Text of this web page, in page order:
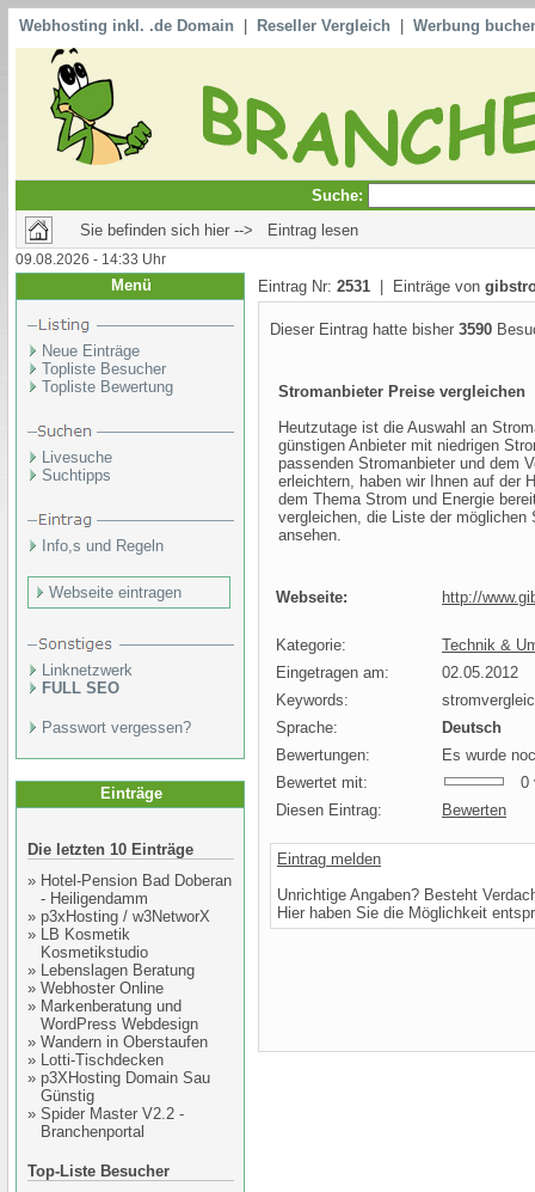
Webhosting inkl. .de Domain Reseller Vergleich Werbung
Suche:
Sie befinden sich hier --> Eintrag lesen
09.08.2026 - 14:33 Uhr
Menü
Neue Einträge
Topliste Besucher
Topliste Bewertung
Livesuche
Suchtipps
Info,s und Regeln
Webseite eintragen
Linknetzwerk
FULL SEO
Passwort vergessen?
Einträge
Die letzten 10 Einträge
» Hotel-Pension Bad Doberan
- Heiligendamm
» p3xHosting / w3NetworX
» LB Kosmetik
Kosmetikstudio
» Lebenslagen Beratung
» Webhoster Online
» Markenberatung und
WordPress Webdesign
» Wandern in Oberstaufen
» Lotti-Tischdecken
» p3XHosting Domain Sau
Günstig
» Spider Master V2.2 -
Branchenportal
Top-Liste Besucher
Eintrag Nr: 2531 | Einträge von
Dieser Eintrag hatte bisher 3590
Stromanbieter Preise vergleichen
Heutzutage ist die Auswahl an
günstigen Anbieter mit niedrigen
passenden Stromanbieter und dem
erleichtern, haben wir Ihnen auf der
dem Thema Strom und Energie
vergleichen, die Liste der möglichen
ansehen.
Webseite: http://
Kategorie:
Technik &
Eingetragen am:
02.05.2012
Keywords:
Sprache:
Deutsch
Bewertungen:
Es wurde
Bewertet mit:
0
Diesen Eintrag:
Bewerten
Eintrag melden
Unrichtige Angaben? Besteht
Hier haben Sie die Möglichkeit